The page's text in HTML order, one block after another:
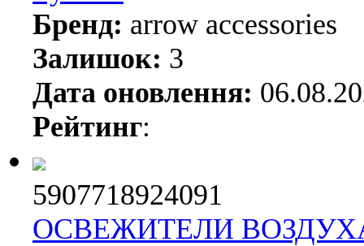
Бренд: arrow accessories
Залишок: 3
Дата оновлення:
Рейтинг:
5907718924091
ОСВЕЖИТЕЛИ ВОЗДУХА